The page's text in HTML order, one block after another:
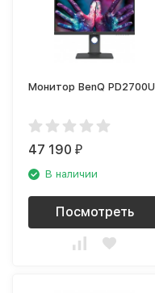
Монитор BenQ PD2700U
47 190₽
В наличии
Посмотреть